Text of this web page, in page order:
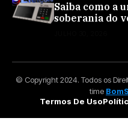
Saiba como a
soberania do
© Copyright 2024. Todos os
time
Termos De Uso